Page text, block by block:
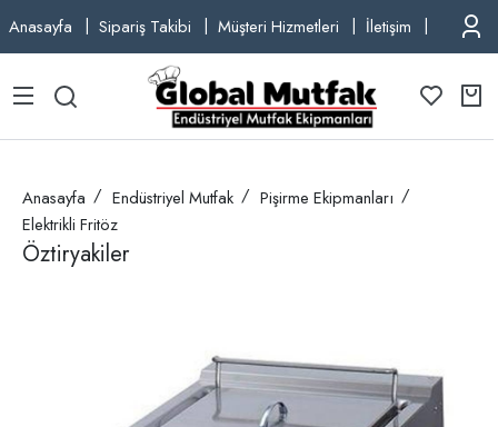
Anasayfa Sipariş Takibi Müşteri Hizmetleri İletişim TEL:
Anasayfa Endüstriyel Mutfak
Pişirme Ekipmanları
Elektrikli Fritöz
Öztiryakiler